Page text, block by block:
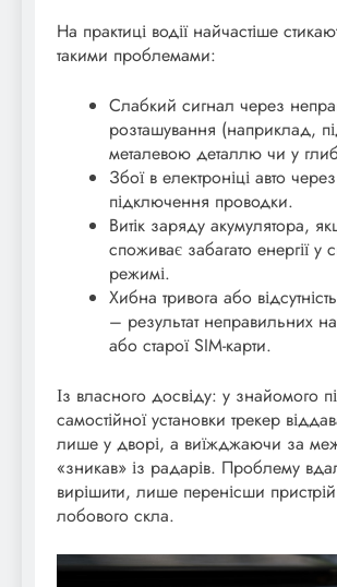
На практиці водії найчастіше
такими проблемами:
Слабкий сигнал через
розташування (наприклад,
металевою деталлю чи у
Збої в електроніці авто
підключення проводки.
Витік заряду акумулятора,
споживає забагато енергії у
режимі.
Хибна тривога або
– результат неправильних
або старої SIM-карти.
Із власного досвіду: у знайомого
самостійної установки трекер
лише у дворі, а виїжджаючи за
«зникав» із радарів. Проблему
вирішити, лише перенісши
лобового скла.